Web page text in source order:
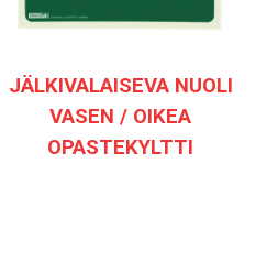
JÄLKIVALAISEVA NUOLI
VASEN / OIKEA
OPASTEKYLTTI